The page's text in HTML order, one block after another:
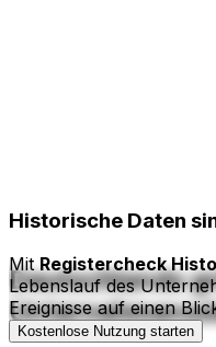
Historische Daten
MitRegistercheck
Lebenslauf des
Ereignisse auf einen
Kostenlose Nutzung starten
Deutschlands